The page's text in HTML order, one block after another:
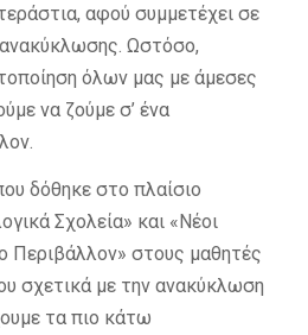
αφού συμμετέχει σε
Ωστόσο,
όλων μας με άμεσες
να ζούμε σ’ ένα
δόθηκε στο πλαίσιο
Σχολεία» και «Νέοι
Περιβάλλον» στους μαθητές
σχετικά με την ανακύκλωση
τα πιο κάτω